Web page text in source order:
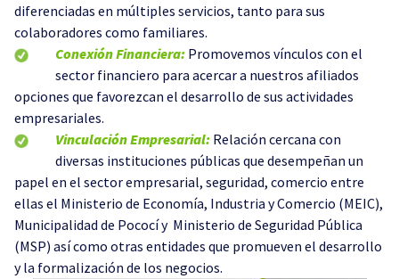
diferenciadas en múltiples servicios, tanto para sus
colaboradores como familiares.
Conexión Financiera: Promovemos vínculos con el
sector financiero para acercar a nuestros afiliados
opciones que favorezcan el desarrollo de sus actividades
empresariales.
Vinculación Empresarial: Relación cercana con
diversas instituciones públicas que desempeñan un
papel en el sector empresarial, seguridad, comercio entre
ellas el Ministerio de Economía, Industria y Comercio (MEIC),
Municipalidad de Pococí y Ministerio de Seguridad Pública
(MSP) así como otras entidades que promueven el desarrollo
y la formalización de los negocios.